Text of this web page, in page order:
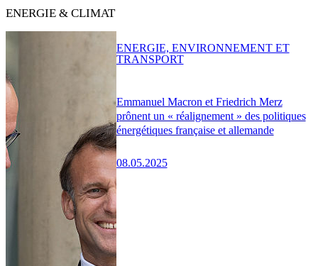
ENERGIE & CLIMAT
Emmanuel Macron et Friedrich Merz
prônent un « réalignement » des politiques
énergétiques française et allemande
08.05.2025
ENERGIE, ENVIRONNEMENT ET
TRANSPORT